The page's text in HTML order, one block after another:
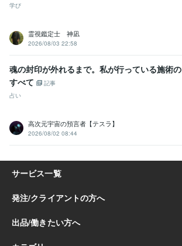
学び
霊視鑑定士 神凪
2026/08/03 22:58
魂の封印が外れるまで。私が行っている施術の
すべて
記事
占い
高次元宇宙の預言者【テスラ】
2026/08/02 08:44